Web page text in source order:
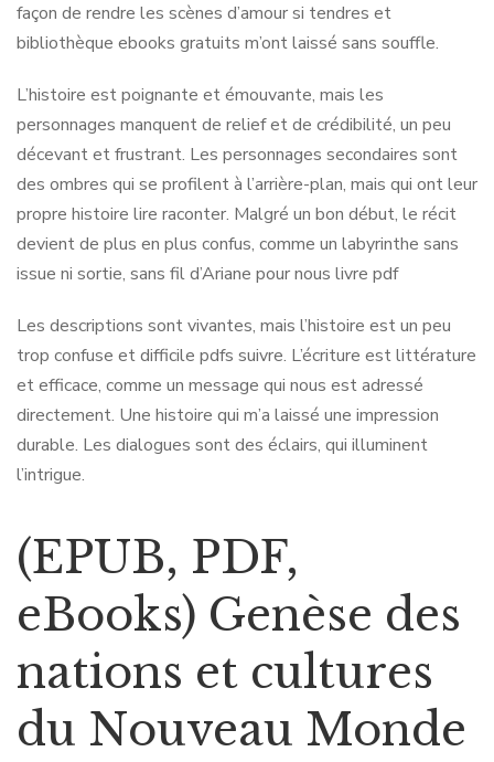
façon de rendre les scènes d’amour si tendres et
bibliothèque ebooks gratuits m’ont laissé sans souffle.
L’histoire est poignante et émouvante, mais les
personnages manquent de relief et de crédibilité, un peu
décevant et frustrant. Les personnages secondaires sont
des ombres qui se profilent à l’arrière-plan, mais qui ont leur
propre histoire lire raconter. Malgré un bon début, le récit
devient de plus en plus confus, comme un labyrinthe sans
issue ni sortie, sans fil d’Ariane pour nous livre pdf
Les descriptions sont vivantes, mais l’histoire est un peu
trop confuse et difficile pdfs suivre. L’écriture est littérature
et efficace, comme un message qui nous est adressé
directement. Une histoire qui m’a laissé une impression
durable. Les dialogues sont des éclairs, qui illuminent
l’intrigue.
(EPUB, PDF,
eBooks) Genèse des
nations et cultures
du Nouveau Monde